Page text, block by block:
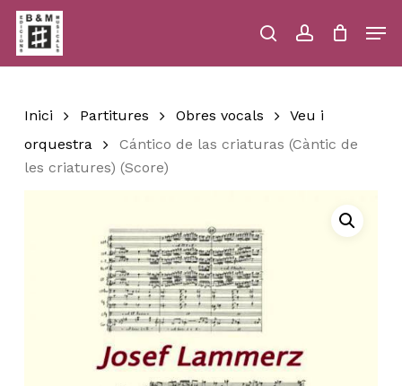
Skip
main
content
searchaccount
Close
Inici Partitures Obres vocals
Veu i
orquestra
Cántico de las criaturas (Càntic de
les criatures) (Score)
Menu